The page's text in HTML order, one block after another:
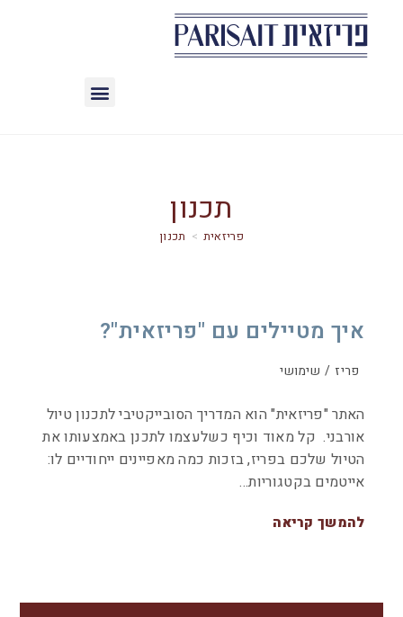
תכנון
> תכנון
איך מטיילים עם "פריזאית"?
פריז / שימושי
האתר "פריזאית" הוא המדריך הסובייקטיבי לתכנון טיול
אורבני. קל מאוד וכיף כשלעצמו לתכנן באמצעותו את
הטיול שלכם בפריז, בזכות כמה מאפיינים ייחודיים לו:
אייטמים בקטגוריות…
להמשך קריאה